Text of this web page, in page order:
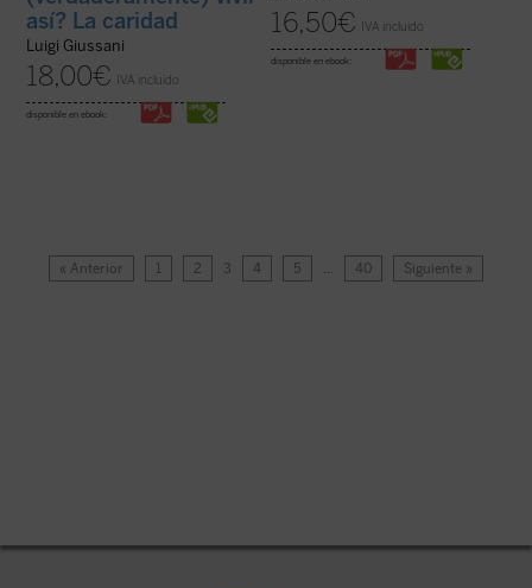
así? La caridad
Luigi Giussani
18,00€ IVA incluido
disponible en ebook:
16,50€ IVA incluido
disponible en ebook:
« Anterior 1 2 3 4 5 … 40 Siguiente »